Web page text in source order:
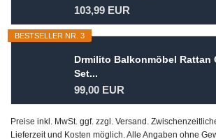
103,99 EUR
BESTSELLER NR. 3
Drmilito Balkonmöbel Rattan
Set...
99,00 EUR
Preise inkl. MwSt. ggf. zzgl. Versand.
Lieferzeit und Kosten möglich. Alle Angaben ohne